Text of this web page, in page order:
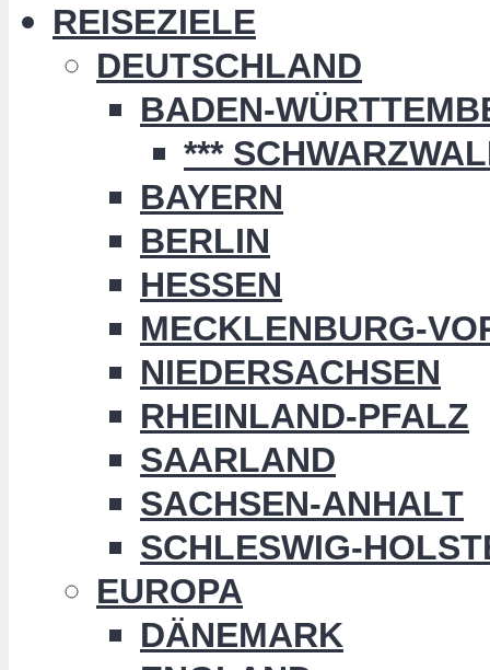
REISEZIELE
DEUTSCHLAND
BADEN-
***
BAYERN
BERLIN
HESSEN
MECKLENBURG-
NIEDERSACHSEN
RHEINLAND-PFALZ
SAARLAND
SACHSEN-ANHALT
SCHLESWIG-
EUROPA
DÄNEMARK